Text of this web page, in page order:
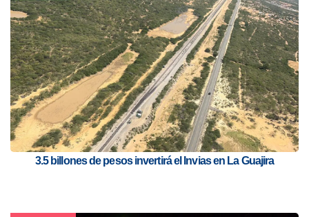
3.5 billones de pesos invertirá el Invias en La Guajira